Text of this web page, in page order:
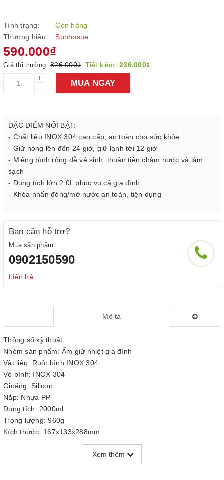
Tình trạng:
Còn hàng
Thương hiệu:
Sunhosue
590.000₫
Giá thị trường: 826.000₫ Tiết kiệm: 236.000₫
+
–
MUA NGAY
ĐẶC ĐIỂM NỔI BẬT:
- Chất liệu INOX 304 cao cấp, an toàn cho sức khỏe.
- Giữ nóng lên đến 24 giờ, giữ lạnh tới 12 giờ
- Miệng bình rộng dễ vệ sinh, thuận tiện châm nước và làm
sạch
- Dung tích lớn 2.0L phục vụ cả gia đình
- Khóa nhấn đóng/mở nước an toàn, tiện dụng
Bạn cần hỗ trợ?
Mua sản phẩm
0902150590
Liên hệ
Mô tả
Thông số kỹ thuật:
Nhóm sản phẩm: Ấm giữ nhiệt gia đình
Vật liệu: Ruột bình INOX 304
Vỏ bình: INOX 304
Gioăng: Silicon
Nắp: Nhựa PP
Dung tích: 2000ml
Trọng lượng: 960g
Kích thước: 167x133x288mm
Thương hiệu: SUNHOUSE
Hướng đến tiêu chí an toàn - tiện lợi - độ bền cao, SUNHOUSE
Xem thêm